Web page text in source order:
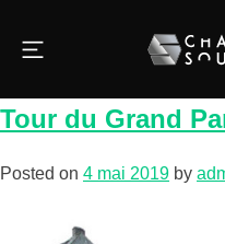
Catégorie :
Tour du Grand
Posted on 4 mai 2019 by